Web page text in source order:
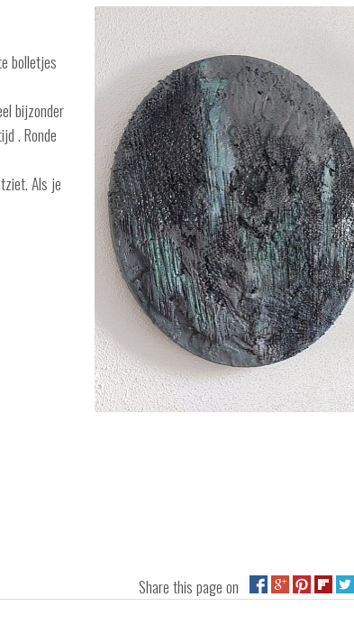
bolletjes
bijzonder
. Ronde
Als je
Share this page on